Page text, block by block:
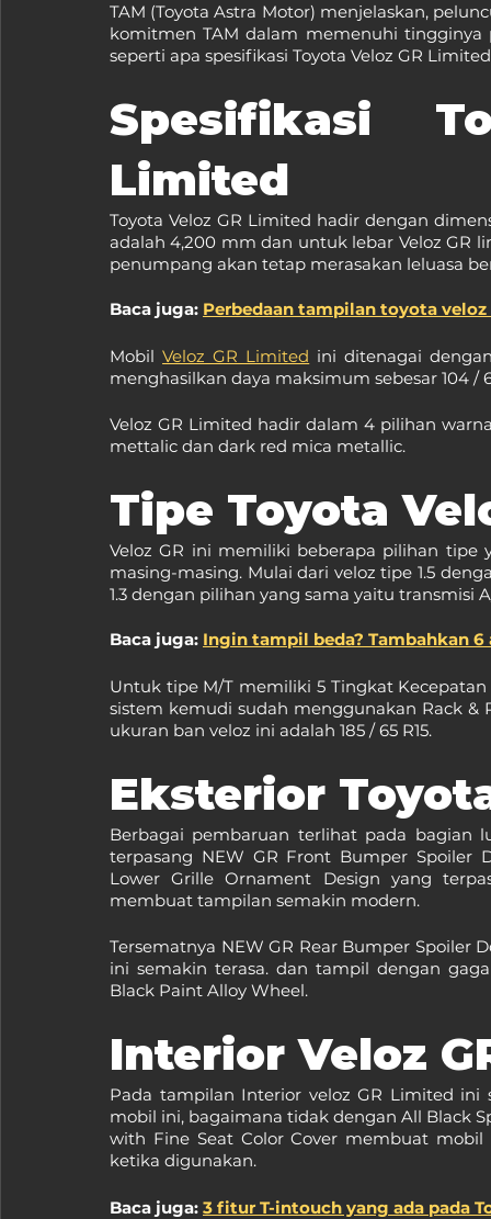
TAM (Toyota Astra Motor) menjelaskan,
komitmen TAM dalam memenuhi
seperti apa spesifikasi Toyota Veloz GR
Spesifikasi
Limited
Toyota Veloz GR Limited hadir dengan
adalah 4,200 mm dan untuk lebar Veloz GR
penumpang akan tetap merasakan leluasa
Baca juga: Perbedaan tampilan toyota
Mobil Veloz GR Limited ini ditenagai
menghasilkan daya maksimum sebesar 104 /
Veloz GR Limited hadir dalam 4 pilihan
mettalic dan dark red mica metallic.
Tipe Toyota
Veloz GR ini memiliki beberapa pilihan tipe
masing-masing. Mulai dari veloz tipe 1.5
1.3 dengan pilihan yang sama yaitu transmisi
Baca juga: Ingin tampil beda? Tambahkan
Untuk tipe M/T memiliki 5 Tingkat
sistem kemudi sudah menggunakan Rack &
ukuran ban veloz ini adalah 185 / 65 R15.
Eksterior
Berbagai pembaruan terlihat pada bagian
terpasang NEW GR Front Bumper Spoiler
Lower Grille Ornament Design yang
membuat tampilan semakin modern.
Tersematnya NEW GR Rear Bumper Spoiler
ini semakin terasa. dan tampil dengan
Black Paint Alloy Wheel.
Interior Veloz
Pada tampilan Interior veloz GR Limited
mobil ini, bagaimana tidak dengan All Black
with Fine Seat Color Cover membuat
ketika digunakan.
Baca juga: 3 fitur T-intouch yang ada pada